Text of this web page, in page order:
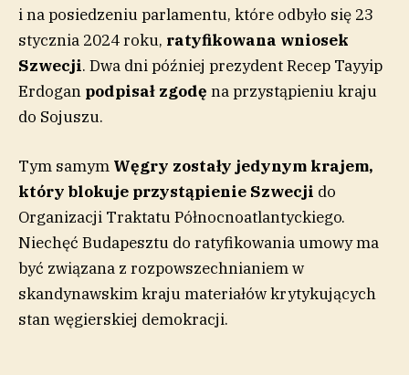
i na posiedzeniu parlamentu, które odbyło się 23
stycznia 2024 roku, ratyfikowana wniosek
Szwecji. Dwa dni później prezydent Recep Tayyip
Erdogan podpisał zgodę na przystąpieniu kraju
do Sojuszu.
Tym samym Węgry zostały jedynym krajem,
który blokuje przystąpienie Szwecji do
Organizacji Traktatu Północnoatlantyckiego.
Niechęć Budapesztu do ratyfikowania umowy ma
być związana z rozpowszechnianiem w
skandynawskim kraju materiałów krytykujących
stan węgierskiej demokracji.